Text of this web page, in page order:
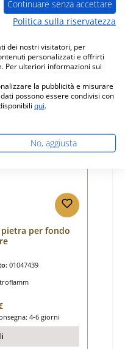
normale:
4-6 giorni
per fondo
01047439
4-6 giorni
Continuare senza accettare
Politica sulla riservatezza
dei nostri visitatori, per
personalizzati e offrirti
Per ulteriori informazioni sui
la pubblicità e misurare
possono essere condivisi con
qui.
No, aggiusta